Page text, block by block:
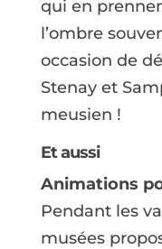
qui en
l’ombre
occasion de
Stenay et
meusien !
Et aussi
Animations
Pendant les
musées